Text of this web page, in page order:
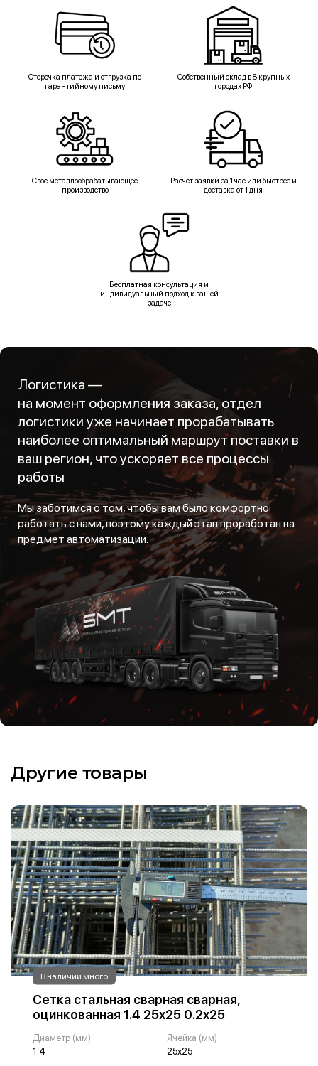
Отсрочка платежа и отгрузка по
гарантийному письму
Собственный склад в 8 крупных
городах РФ
Свое металлообрабатывающее
производство
Расчет заявки за 1 час или быстрее и
доставка от 1 дня
Бесплатная консультация и
индивидуальный подход к вашей
задаче
Логистика —
на момент оформления заказа, отдел
логистики уже начинает прорабатывать
наиболее оптимальный маршрут поставки в
ваш регион, что ускоряет все процессы
работы
Мы заботимся о том, чтобы вам было комфортно
работать с нами, поэтому каждый этап проработан на
предмет автоматизации.
Другие товары
В наличии много
Сетка стальная сварная сварная,
оцинкованная 1.4 25х25 0.2х25
Диаметр (мм)
1.4
Ячейка (мм)
25х25